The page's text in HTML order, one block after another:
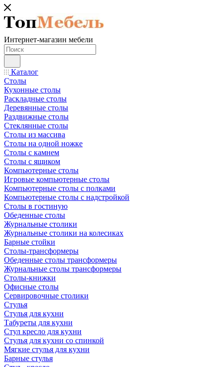
Интернет-магазин мебели
Каталог
Столы
Кухонные столы
Раскладные столы
Деревянные столы
Раздвижные столы
Стеклянные столы
Столы из массива
Столы на одной ножке
Столы с камнем
Столы с ящиком
Компьютерные столы
Игровые компьютерные столы
Компьютерные столы с полками
Компьютерные столы с надстройкой
Столы в гостиную
Обеденные столы
Журнальные столики
Журнальные столики на колесиках
Барные стойки
Столы-трансформеры
Обеденные столы трансформеры
Журнальные столы трансформеры
Столы-книжки
Офисные столы
Сервировочные столики
Стулья
Стулья для кухни
Табуреты для кухни
Стул кресло для кухни
Стулья для кухни со спинкой
Мягкие стулья для кухни
Барные стулья